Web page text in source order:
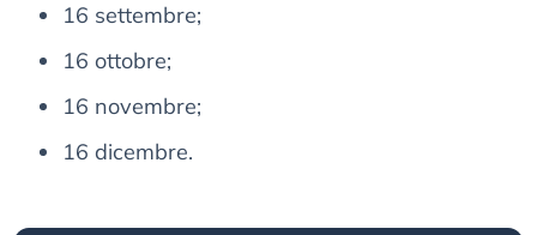
16 settembre;
16 ottobre;
16 novembre;
16 dicembre.